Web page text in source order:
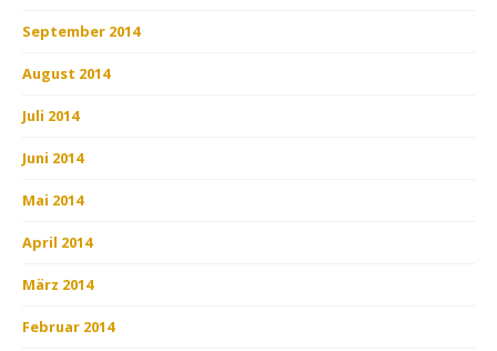
September 2014
August 2014
Juli 2014
Juni 2014
Mai 2014
April 2014
März 2014
Februar 2014